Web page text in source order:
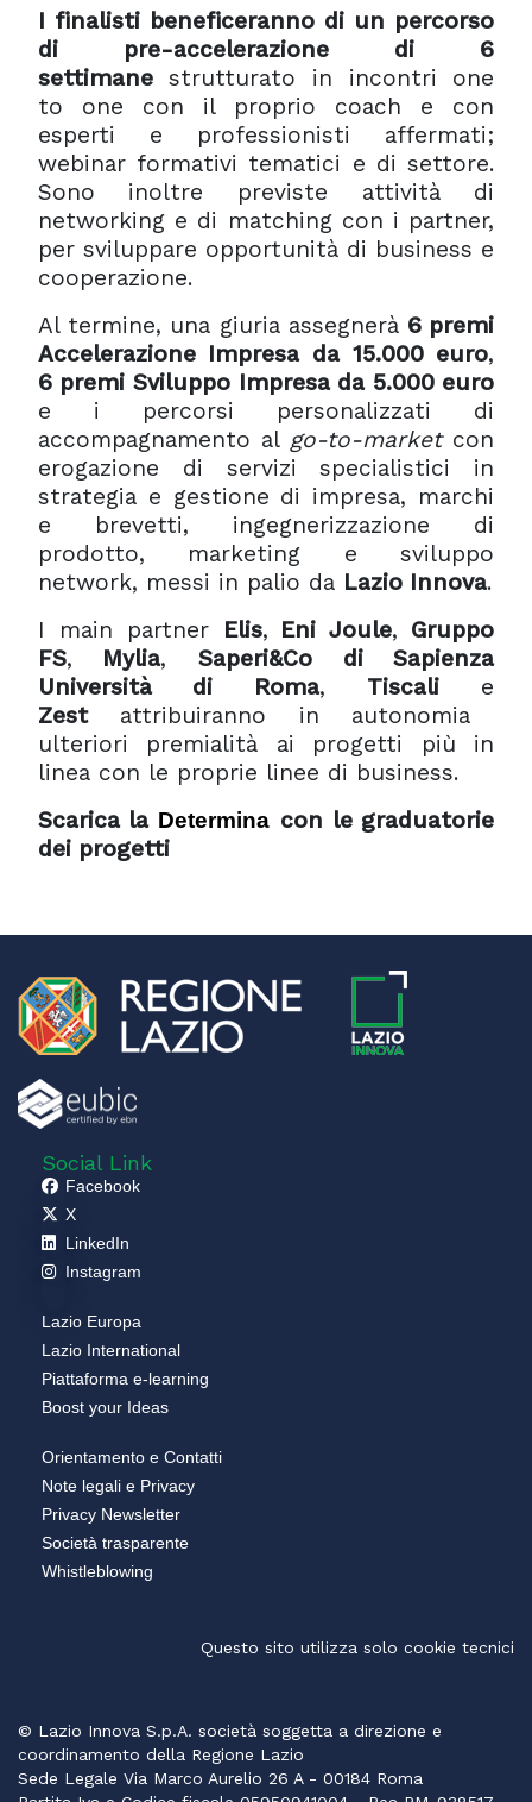
I finalisti beneficeranno di un percorso
di pre-accelerazione di 6
settimanestrutturato in incontri one
to one con il proprio coach e con
esperti e professionisti affermati;
webinar formativi tematici e di settore.
Sono inoltre previste attività di
networking e di matching con i partner,
per sviluppare opportunità di business e
cooperazione.
Al termine, una giuria assegnerà 6 premi
Accelerazione Impresa da 15.000 euro,
6 premi Sviluppo Impresa da 5.000 euro
e i percorsi personalizzati di
accompagnamento al go-to-marketcon
erogazione di servizi specialistici in
strategia e gestione di impresa, marchi
e brevetti, ingegnerizzazione di
prodotto, marketing e sviluppo
network, messi in palio da Lazio Innova.
I main partner
Elis, Eni Joule, Gruppo
FS, Mylia, Saperi&Co di Sapienza
Università di Roma, Tiscalie
Zestattribuiranno in autonomia
ulteriori premialità ai progetti più in
linea con le proprie linee di business.
Scarica la Determina con le graduatorie
dei progetti
Social Link
Facebook
X
LinkedIn
Instagram
Lazio Europa
Lazio International
Piattaforma e-learning
Boost your Ideas
Orientamento e Contatti
Note legali e Privacy
Privacy Newsletter
Società trasparente
Whistleblowing
Questo sito utilizza solo cookie tecnici
© Lazio Innova S.p.A. società soggetta a direzione e
coordinamento della Regione Lazio
Sede Legale Via Marco Aurelio 26 A - 00184 Roma